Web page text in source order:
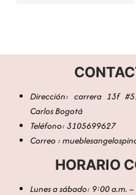
Dirección: carrera 13f
Carlos Bogotá
Teléfono: 3105699627
Correo :
HORARIO
Lunes a sábado: 9:00 a.m.